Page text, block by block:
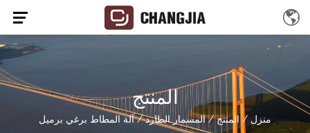
المنتج
منزل/ المنتج/المسمار الطارد/آلة المطاط برغي برميل